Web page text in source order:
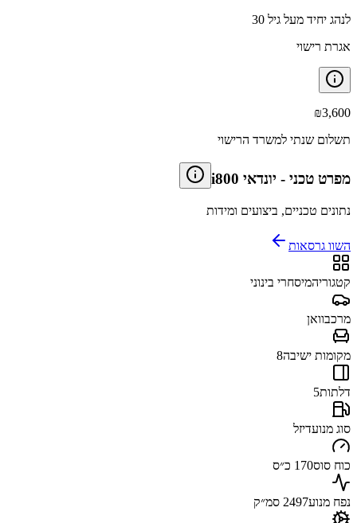
לנהג יחיד מעל גיל 30
אגרת רישוי
₪3,600
תשלום שנתי למשרד הרישוי
מפרט טכני - יונדאי i800
נתונים טכניים, ביצועים ומידות
השוו גרסאות
קטגוריהמיסחרי בינוני
מרכבוואן
מקומות ישיבה8
דלתות5
סוג מנועדיזל
כוח סוס170 כ״ס
נפח מנוע2497 סמ״ק